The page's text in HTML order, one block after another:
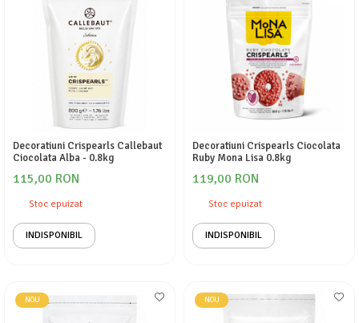
Decoratiuni Crispearls Callebaut
Ciocolata Alba - 0.8kg
115,00 RON
Stoc epuizat
INDISPONIBIL
Decoratiuni Crispearls Ciocolata
Ruby Mona Lisa 0.8kg
119,00 RON
Stoc epuizat
INDISPONIBIL
NOU NOU